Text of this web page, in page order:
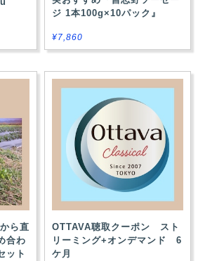
ジ 1本100g×10パック』
¥7,860
ら直
合わ
ット
OTTAVA聴取クーポン スト
リーミング+オンデマンド 6
ケ月